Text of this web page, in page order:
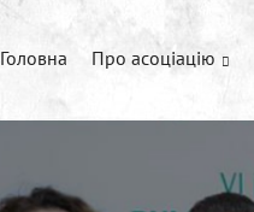
Головна Про асоціацію